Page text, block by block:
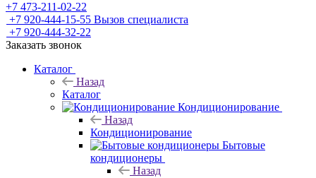
+7 473-211-02-22
+7 920-444-15-55 Вызов специалиста
+7 920-444-32-22
Заказать звонок
Каталог
Назад
Каталог
Кондиционирование
Назад
Кондиционирование
Бытовые
кондиционеры
Назад